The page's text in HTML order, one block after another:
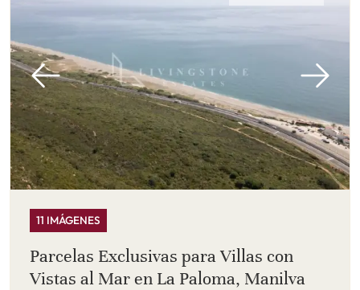
11 IMÁGENES
Parcelas Exclusivas para Villas con
Vistas al Mar en La Paloma, Manilva